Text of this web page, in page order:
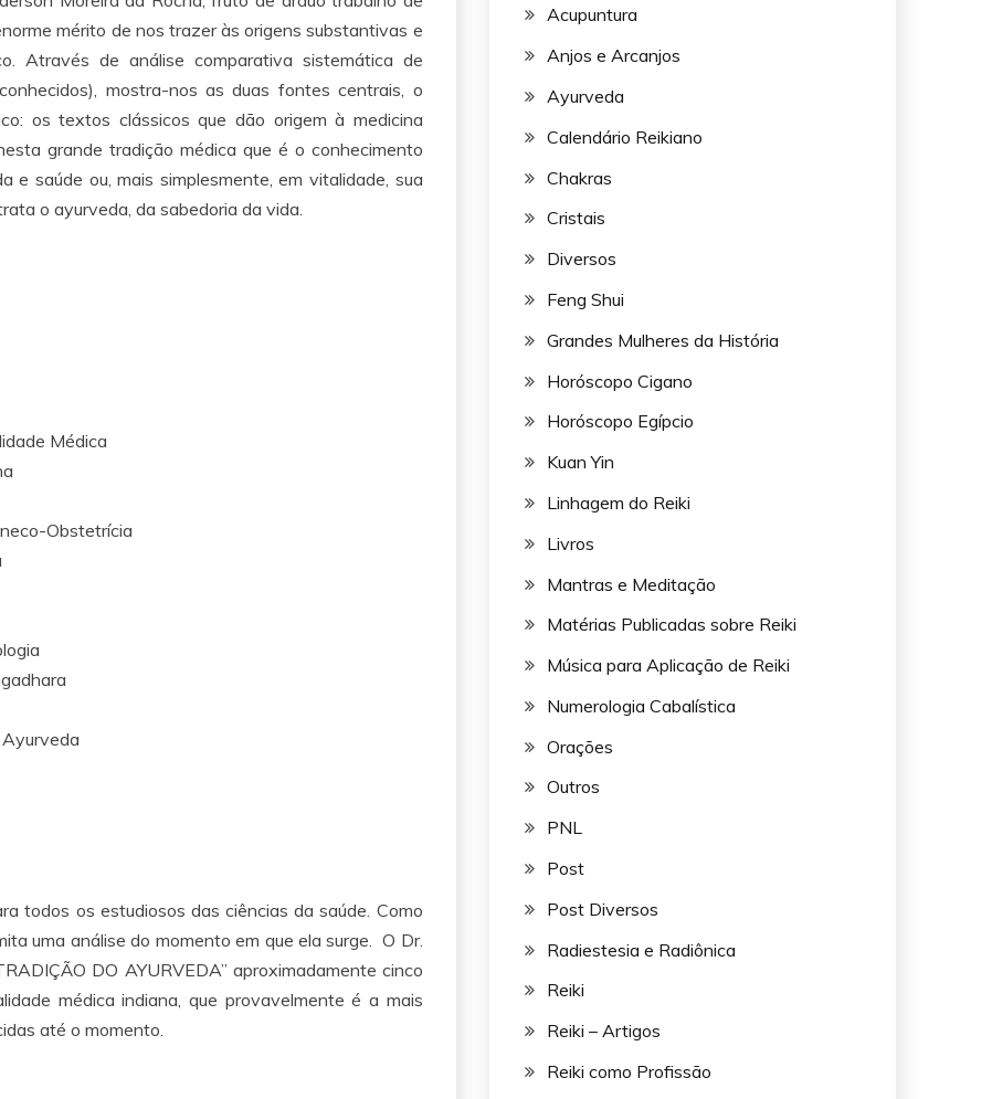
mérito de nos trazer às origens substantivas e
Através de análise comparativa sistemática de
mostra-nos as duas fontes centrais, o
os textos clássicos que dão origem à medicina
grande tradição médica que é o conhecimento
e saúde ou, mais simplesmente, em vitalidade, sua
o ayurveda, da sabedoria da vida.
Médica
Obstetrícia
todos os estudiosos das ciências da saúde. Como
uma análise do momento em que ela surge. O Dr.
DO AYURVEDA” aproximadamente cinco
médica indiana, que provavelmente é a mais
até o momento.
Acupuntura
Anjos e Arcanjos
Ayurveda
Calendário Reikiano
Chakras
Cristais
Diversos
Feng Shui
Grandes Mulheres da História
Horóscopo Cigano
Horóscopo Egípcio
Kuan Yin
Linhagem do Reiki
Livros
Mantras e Meditação
Matérias Publicadas sobre Reiki
Música para Aplicação de Reiki
Numerologia Cabalística
Orações
Outros
PNL
Post
Post Diversos
Radiestesia e Radiônica
Reiki
Reiki – Artigos
Reiki como Profissão